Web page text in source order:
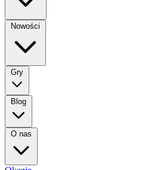
Nowości
Gry
Blog
O nas